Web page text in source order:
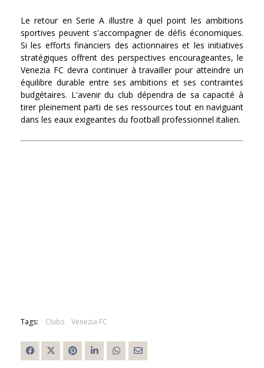
Le retour en Serie A illustre à quel point les ambitions
sportives peuvent s'accompagner de défis économiques.
Si les efforts financiers des actionnaires et les initiatives
stratégiques offrent des perspectives encourageantes, le
Venezia FC devra continuer à travailler pour atteindre un
équilibre durable entre ses ambitions et ses contraintes
budgétaires. L'avenir du club dépendra de sa capacité à
tirer pleinement parti de ses ressources tout en naviguant
dans les eaux exigeantes du football professionnel italien.
Tags: Clubs Venezia FC